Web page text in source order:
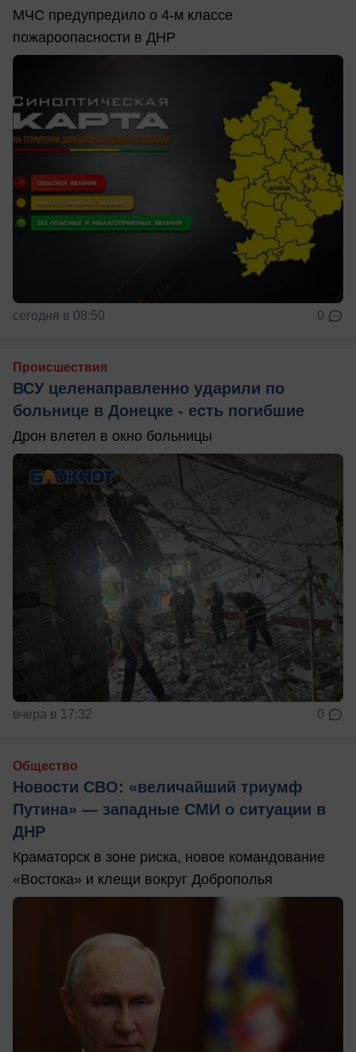
МЧС предупредило о 4-м классе
пожароопасности в ДНР
сегодня в 08:50 0
Происшествия
ВСУ целенаправленно ударили по
больнице в Донецке - есть погибшие
Дрон влетел в окно больницы
вчера в 17:32 0
Общество
Новости СВО: «величайший триумф
Путина» — западные СМИ о ситуации в
ДНР
Краматорск в зоне риска, новое командование
«Востока» и клещи вокруг Доброполья